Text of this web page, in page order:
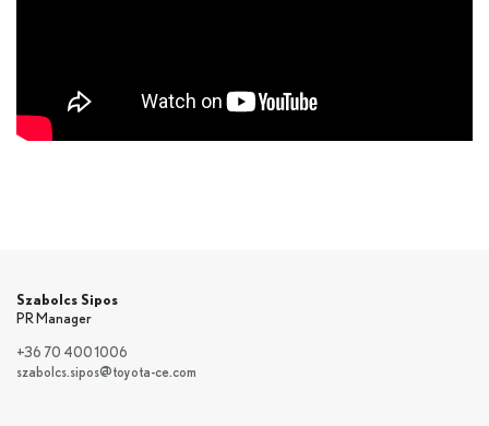
Szabolcs Sipos
PR Manager
+36 70 400 1006
szabolcs.sipos@toyota-ce.com